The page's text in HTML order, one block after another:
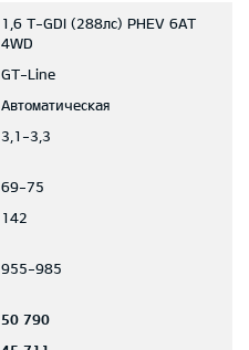
1,6 T-GDI (288лс) PHEV 6AT
4WD
GT-Line
Автоматическая
3,1-3,3
69-75
142
955-985
50 790